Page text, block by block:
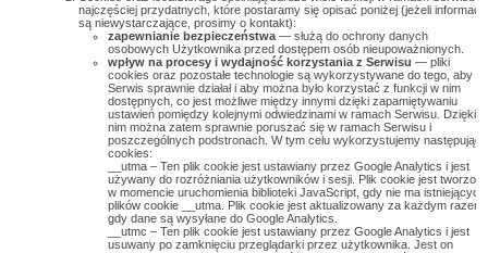
najczęściej przydatnych, które postaramy się opisać poniżej (jeżeli informacje
są niewystarczające, prosimy o kontakt):
zapewnianie bezpieczeństwa — służą do ochrony danych
osobowych Użytkownika przed dostępem osób nieupoważnionych.
wpływ na procesy i wydajność korzystania z Serwisu — pliki
cookies oraz pozostałe technologie są wykorzystywane do tego, aby
Serwis sprawnie działał i aby można było korzystać z funkcji w nim
dostępnych, co jest możliwe między innymi dzięki zapamiętywaniu
ustawień pomiędzy kolejnymi odwiedzinami w ramach Serwisu. Dzięki
nim można zatem sprawnie poruszać się w ramach Serwisu i
poszczególnych podstronach. W tym celu wykorzystujemy następujące
cookies:
__utma – Ten plik cookie jest ustawiany przez Google Analytics i jest
używany do rozróżniania użytkowników i sesji. Plik cookie jest
w momencie uruchomienia biblioteki JavaScript, gdy nie ma istniejących
plików cookie __utma. Plik cookie jest aktualizowany za każdym razem,
gdy dane są wysyłane do Google Analytics.
__utmc – Ten plik cookie jest ustawiany przez Google Analytics i jest
usuwany po zamknięciu przeglądarki przez użytkownika. Jest on